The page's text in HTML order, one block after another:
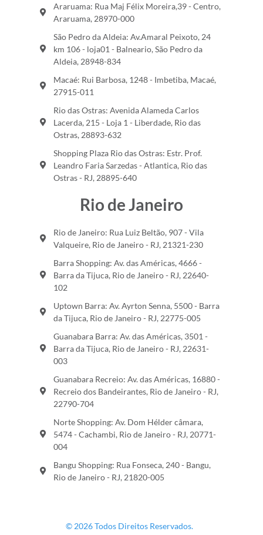
Araruama: Rua Maj Félix Moreira,39 - Centro,
Araruama, 28970-000
São Pedro da Aldeia: Av.Amaral Peixoto, 24
km 106 - loja01 - Balneario, São Pedro da
Aldeia, 28948-834
Macaé: Rui Barbosa, 1248 - Imbetiba, Macaé,
27915-011
Rio das Ostras: Avenida Alameda Carlos
Lacerda, 215 - Loja 1 - Liberdade, Rio das
Ostras, 28893-632
Shopping Plaza Rio das Ostras: Estr. Prof.
Leandro Faria Sarzedas - Atlantica, Rio das
Ostras - RJ, 28895-640
Rio de Janeiro
Rio de Janeiro: Rua Luiz Beltão, 907 - Vila
Valqueire, Rio de Janeiro - RJ, 21321-230
Barra Shopping: Av. das Américas, 4666 -
Barra da Tijuca, Rio de Janeiro - RJ, 22640-
102
Uptown Barra: Av. Ayrton Senna, 5500 - Barra
da Tijuca, Rio de Janeiro - RJ, 22775-005
Guanabara Barra: Av. das Américas, 3501 -
Barra da Tijuca, Rio de Janeiro - RJ, 22631-
003
Guanabara Recreio: Av. das Américas, 16880 -
Recreio dos Bandeirantes, Rio de Janeiro - RJ,
22790-704
Norte Shopping: Av. Dom Hélder câmara,
5474 - Cachambi, Rio de Janeiro - RJ, 20771-
004
Bangu Shopping: Rua Fonseca, 240 - Bangu,
Rio de Janeiro - RJ, 21820-005
© 2026 Todos Direitos Reservados.